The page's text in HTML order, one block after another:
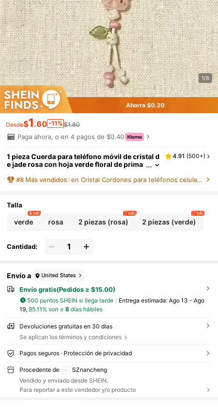
1/8
Ahorra $0.20
Desde$1 .60 -11% $1.80
Paga ahora, o en 4 pagos de $0.40
1 pieza Cuerda para teléfono móvil de cristal d
e jade rosa con hoja verde floral de prima
con bolso, colgante, llavero, cámara, decoraci
4.91 (500+)
#8 Más vendidos en Cristal Cordones para teléfonos celulares
Talla
verde
6 left
rosa 2 piezas (rosa)
7 left
2 piezas (verde)
7 left
Cantidad:
Envío a United States
Envío gratis(Pedidos ≥ $15.00)
500 puntos SHEIN si llega tarde Entrega estimada: Ago 13 - Ago
19, 85.11% son ≤ 8días hábiles
Devoluciones gratuitas en 30 días
Se aplican los términos y condiciones
Pagos seguros · Protección de privacidad
Procedente de
SZnancheng
Vendido y enviado desde SHEIN.
Para reportar a este vendedor y/o producto